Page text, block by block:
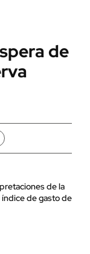
de
de la
de gasto de